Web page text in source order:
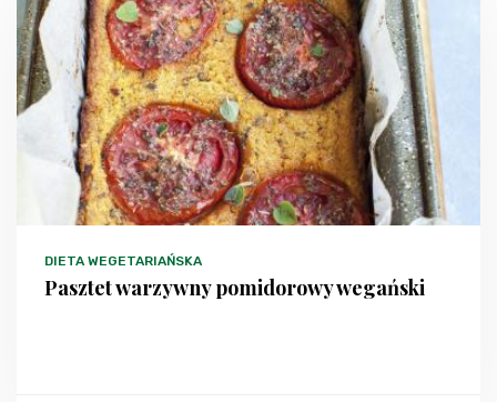
DIETA WEGETARIAŃSKA
Pasztet warzywny pomidorowy wegański